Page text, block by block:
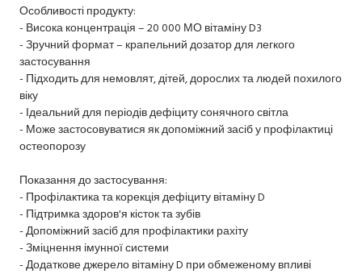
Особливості продукту:
- Висока концентрація – 20 000 МО вітаміну D3
- Зручний формат – крапельний дозатор для легкого
застосування
- Підходить для немовлят, дітей, дорослих та людей похилого
віку
- Ідеальний для періодів дефіциту сонячного світла
- Може застосовуватися як допоміжний засіб у профілактиці
остеопорозу
Показання до застосування:
- Профілактика та корекція дефіциту вітаміну D
- Підтримка здоров'я кісток та зубів
- Допоміжний засіб для профілактики рахіту
- Зміцнення імунної системи
- Додаткове джерело вітаміну D при обмеженому впливі